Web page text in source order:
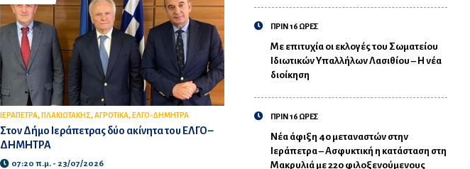
ΙΕΡΑΠΕΤΡΑ, ΠΛΑΚΙΩΤΑΚΗΣ,ΑΓΡΟΤΙΚΑ, ΕΛΓΟ-ΔΗΜΗΤΡΑ
Στον Δήμο Ιεράπετρας δύο ακίνητα του ΕΛΓΟ –
ΔΗΜΗΤΡΑ
07:20 π.μ. - 23/07/2026
ΠΡΙΝ 16 ΩΡΕΣ
Με επιτυχία οι εκλογές του Σωματείου
Ιδιωτικών Υπαλλήλων Λασιθίου – Η νέα
διοίκηση
ΠΡΙΝ 16 ΩΡΕΣ
Νέα άφιξη 40 μεταναστών στην
Ιεράπετρα – Ασφυκτική η κατάσταση στη
Μακρυλιά με 220 φιλοξενούμενους